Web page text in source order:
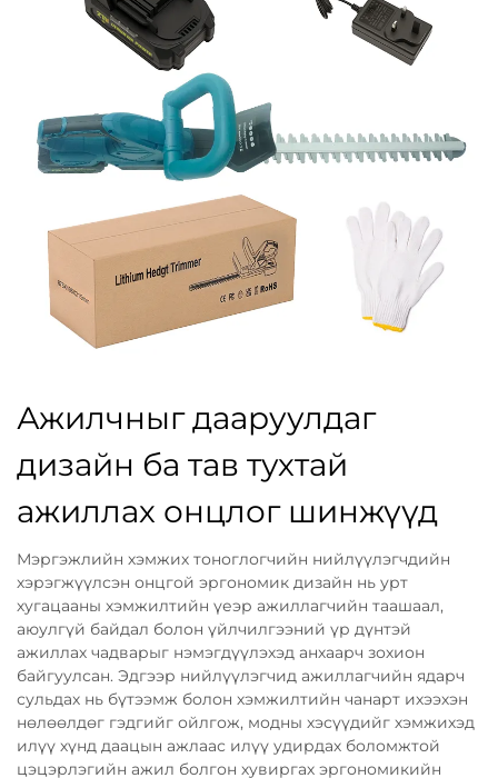
Ажилчныг дааруулдаг
дизайн ба тав тухтай
ажиллах онцлог шинжүүд
Мэргэжлийн хэмжих тоноглогчийн нийлүүлэгчдийн
хэрэгжүүлсэн онцгой эргономик дизайн нь урт
хугацааны хэмжилтийн үеэр ажиллагчийн таашаал,
аюулгүй байдал болон үйлчилгээний үр дүнтэй
ажиллах чадварыг нэмэгдүүлэхэд анхаарч зохион
байгуулсан. Эдгээр нийлүүлэгчид ажиллагчийн ядарч
сульдах нь бүтээмж болон хэмжилтийн чанарт ихээхэн
нөлөөлдөг гэдгийг ойлгож, модны хэсүүдийг хэмжихэд
илүү хүнд даацын ажлаас илүү удирдах боломжтой
цэцэрлэгийн ажил болгон хувиргах эргономикийн